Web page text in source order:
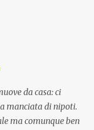
da casa: ci
manciata di nipoti.
ma comunque ben